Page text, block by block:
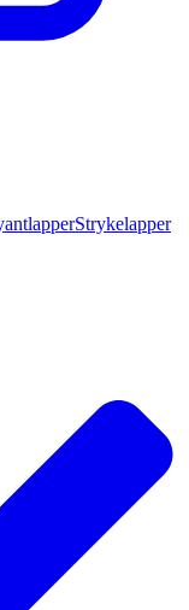
Strykelapper